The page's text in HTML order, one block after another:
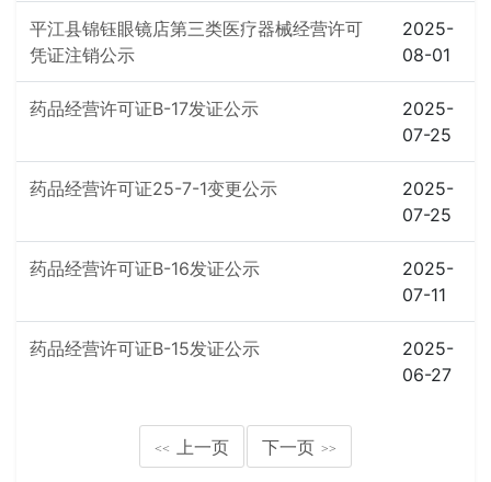
平江县锦钰眼镜店第三类医疗器械经营许可
凭证注销公示
2025-
08-01
药品经营许可证B-17发证公示
2025-
07-25
药品经营许可证25-7-1变更公示
2025-
07-25
药品经营许可证B-16发证公示
2025-
07-11
药品经营许可证B-15发证公示
2025-
06-27
<< 上一页 下一页 >>